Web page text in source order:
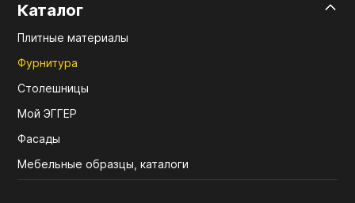
Каталог
Плитные материалы
Фурнитура
Столешницы
Мой ЭГГЕР
Фасады
Мебельные образцы, каталоги